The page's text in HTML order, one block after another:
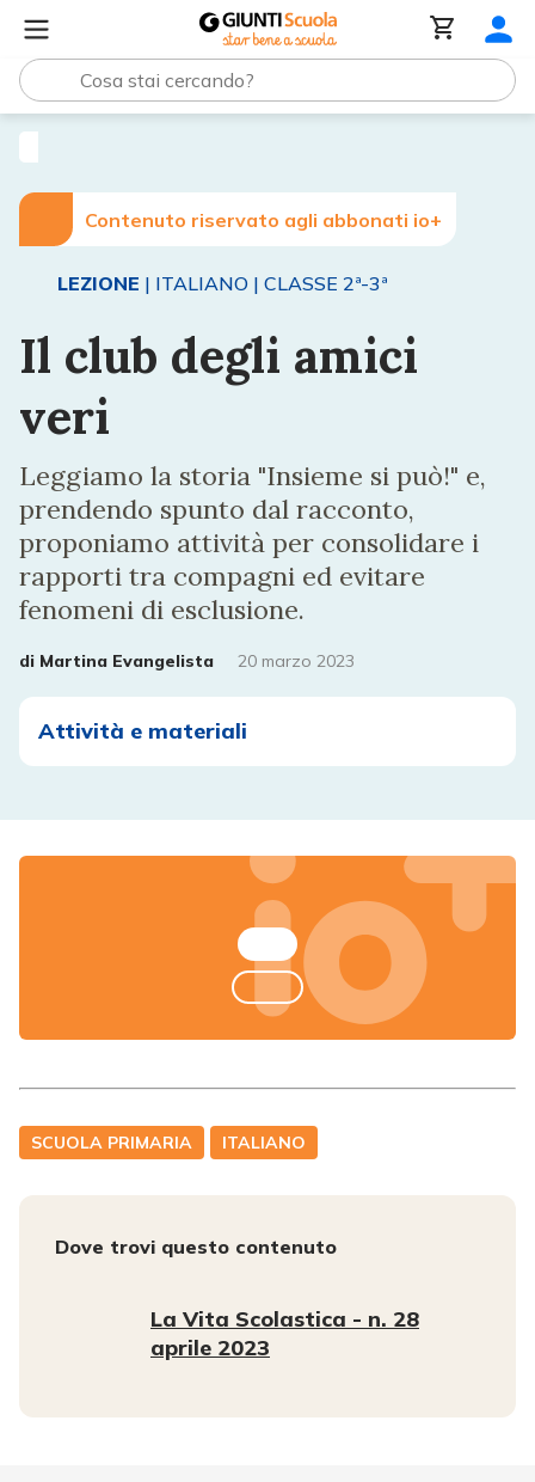
Contenuto riservato agli abbonati io+
LEZIONE | ITALIANO | CLASSE 2ª-3ª
Il club degli amici
veri
Leggiamo la storia "Insieme si può!" e,
prendendo spunto dal racconto,
proponiamo attività per consolidare i
rapporti tra compagni ed evitare
fenomeni di esclusione.
di Martina Evangelista 20 marzo 2023
Attività e materiali
SCUOLA PRIMARIA ITALIANO
Dove trovi questo contenuto
La Vita Scolastica - n. 28
aprile 2023